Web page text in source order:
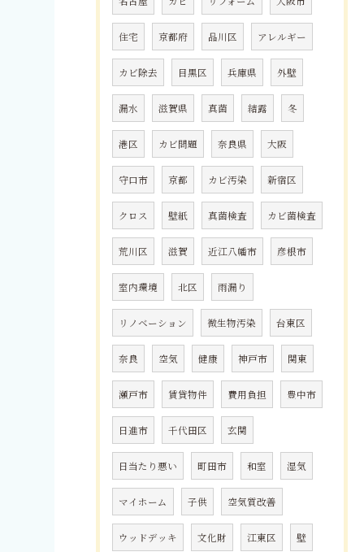
住宅 京都府 品川区 アレルギー
カビ除去 目黒区 兵庫県 外壁
漏水 滋賀県 真菌 結露 冬
港区 カビ問題 奈良県 大阪
守口市 京都 カビ汚染 新宿区
クロス 壁紙 真菌検査 カビ菌検査
荒川区 滋賀 近江八幡市 彦根市
室内環境 北区 雨漏り
リノベーション 微生物汚染 台東区
奈良 空気 健康 神戸市 関東
瀬戸市 賃貸物件 費用負担 豊中市
日進市 千代田区 玄関
日当たり悪い 町田市 和室 湿気
マイホーム 子供 空気質改善
ウッドデッキ 文化財 江東区 壁